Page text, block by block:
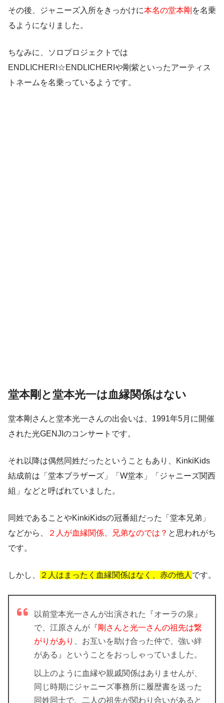
その後、ジャニーズ入所をきっかけに本名の堂本剛 を名乗
るようになりました。
ちなみに、ソロプロジェクトでは
ENDLICHERI☆ENDLICHERIや剛紫といったアーティス
トネームを名乗っているようです。
堂本剛と堂本光一は血縁関係はない
堂本剛さんと堂本光一さんの出会いは、1991年5月に開催
された光GENJIのコンサートです。
それ以降は偶然同姓だったということもあり、KinkiKids
結成前は「堂本ブラザーズ」「W堂本」「ジャニーズ関西
組」などと呼ばれていました。
同姓であることやKinkiKidsの冠番組だった「堂本兄弟」
などから、
２人が血縁関係、兄弟なのでは？ と思われがち
です。
しかし、 ２人はまったく血縁関係はなく、赤の他人 です。
以前堂本光一さんが出演された『オーラの泉』
で、江原さんが『剛さんと光一さんの祖先は繋
がりがあり
、お互いを助け合った仲で、強い絆
がある』ということをおっしゃっていました。
以上のように血縁や親戚関係はありませんが、
同じ時期にジャニーズ事務所に履歴書を送った
同姓同士で、二人の祖先が関わり合いがあると